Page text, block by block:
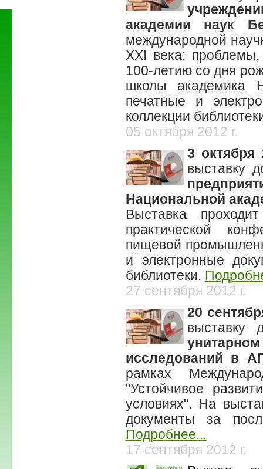
академии наук
международной
XXI века: проблемы,
100-летию со дня
школы академика
печатные и
коллекции
05 октября 2012 г.
3 октября
выставку
Национальной
Выставка
практической
пищевой
и электронные
библиотеки.
27 сентября 2012 г.
20
выставку
исследований в
рамках
"Устойчивое
условиях". На
документы за
Подробнее...
17 сентября 2012 г.